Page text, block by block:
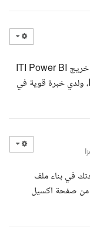
السلام عليكم ورحمة الله وبركاته، أنا أحمد شحاته، خريج ITI Power BI
Track ومعتمد من Microsoft كـ Data Analyst، ولدي خبرة قوية في
في بناء ملف
من صفحة اكسيل